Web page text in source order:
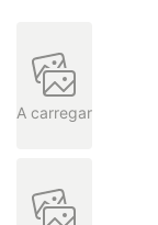
A carregar